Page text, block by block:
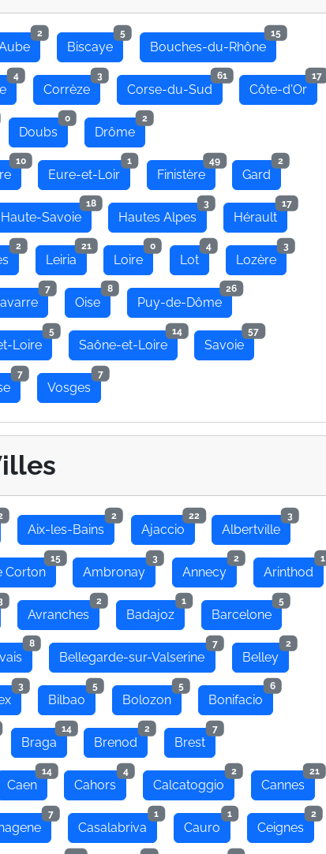
2
Biscaye
5
Bouches-du-Rhône
15
4
Corrèze
3
Corse-du-Sud
61
Côte-d'Or
17
Doubs
0
Drôme
2
10
Eure-et-Loir
1
Finistère
49
Gard
2
Haute-Savoie
18
Hautes Alpes
3
Hérault
17
2
Leiria
21
Loire
0
Lot
4
Lozère
3
7
Oise
8
Puy-de-Dôme
26
Loire
5
Saône-et-Loire
14
Savoie
57
7
Vosges
7
Aix-les-Bains
2
Ajaccio
22
Albertville
3
Corton
15
Ambronay
3
Annecy
2
Arinthod
1
Avranches
2
Badajoz
1
Barcelone
5
8
Bellegarde-sur-Valserine
7
Belley
2
3
Bilbao
5
Bolozon
5
Bonifacio
6
Braga
14
Brenod
2
Brest
7
Caen
14
Cahors
4
Calcatoggio
2
Cannes
21
7
Casalabriva
1
Cauro
1
Ceignes
2